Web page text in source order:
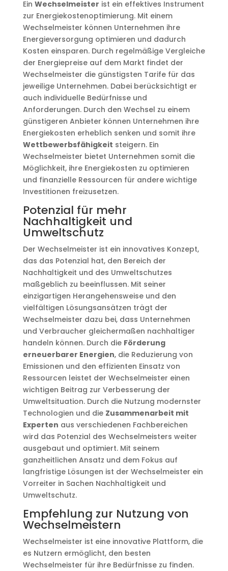
Ein Wechselmeister ist ein effektives Instrument
zur Energiekostenoptimierung. Mit einem
Wechselmeister können Unternehmen ihre
Energieversorgung optimieren und dadurch
Kosten einsparen. Durch regelmäßige Vergleiche
der Energiepreise auf dem Markt findet der
Wechselmeister die günstigsten Tarife für das
jeweilige Unternehmen. Dabei berücksichtigt er
auch individuelle Bedürfnisse und
Anforderungen. Durch den Wechsel zu einem
günstigeren Anbieter können Unternehmen ihre
Energiekosten erheblich senken und somit ihre
Wettbewerbsfähigkeit steigern. Ein
Wechselmeister bietet Unternehmen somit die
Möglichkeit, ihre Energiekosten zu optimieren
und finanzielle Ressourcen für andere wichtige
Investitionen freizusetzen.
Potenzial für mehr
Nachhaltigkeit und
Umweltschutz
Der Wechselmeister ist ein innovatives Konzept,
das das Potenzial hat, den Bereich der
Nachhaltigkeit und des Umweltschutzes
maßgeblich zu beeinflussen. Mit seiner
einzigartigen Herangehensweise und den
vielfältigen Lösungsansätzen trägt der
Wechselmeister dazu bei, dass Unternehmen
und Verbraucher gleichermaßen nachhaltiger
handeln können. Durch die Förderung
erneuerbarer Energien, die Reduzierung von
Emissionen und den effizienten Einsatz von
Ressourcen leistet der Wechselmeister einen
wichtigen Beitrag zur Verbesserung der
Umweltsituation. Durch die Nutzung modernster
Technologien und die Zusammenarbeit mit
Experten aus verschiedenen Fachbereichen
wird das Potenzial des Wechselmeisters weiter
ausgebaut und optimiert. Mit seinem
ganzheitlichen Ansatz und dem Fokus auf
langfristige Lösungen ist der Wechselmeister ein
Vorreiter in Sachen Nachhaltigkeit und
Umweltschutz.
Empfehlung zur Nutzung von
Wechselmeistern
Wechselmeister ist eine innovative Plattform, die
es Nutzern ermöglicht, den besten
Wechselmeister für ihre Bedürfnisse zu finden.